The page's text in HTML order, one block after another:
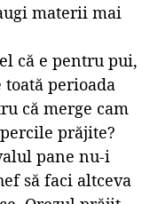
materii mai
că e pentru pui,
toată perioada
că merge cam
prăjite?
pane nu-i
să faci altceva